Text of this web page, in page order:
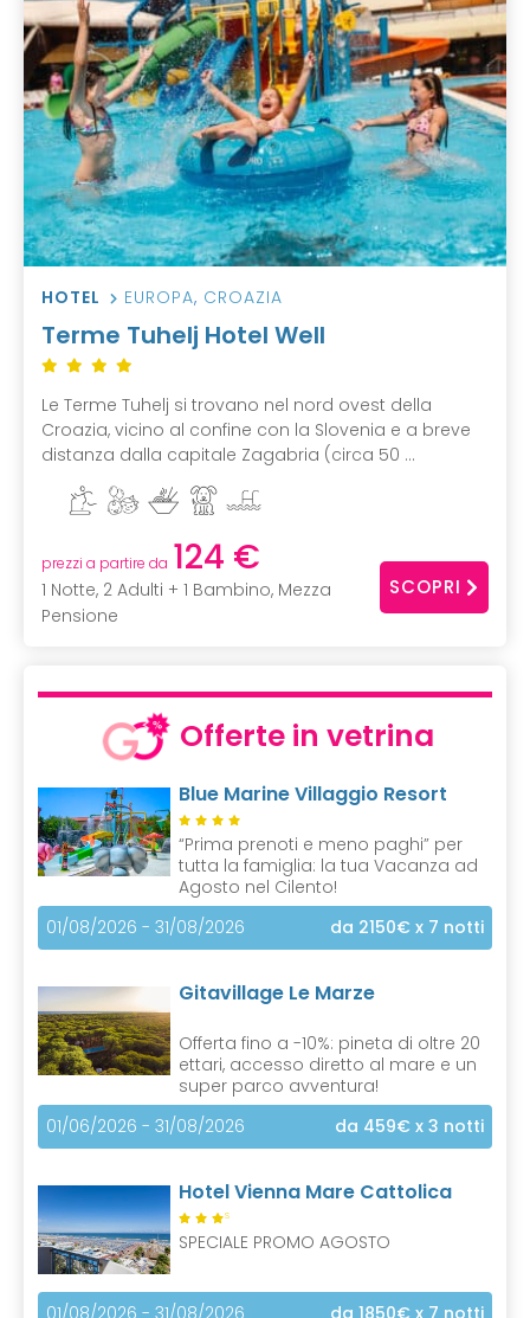
HOTEL EUROPA, CROAZIA
Terme Tuhelj Hotel Well
Le Terme Tuhelj si trovano nel nord ovest della
Croazia, vicino al confine con la Slovenia e a breve
distanza dalla capitale Zagabria (circa 50 ...
prezzi a partire da 124 €
1 Notte, 2 Adulti + 1 Bambino, Mezza
Pensione
SCOPRI
Offerte in vetrina
Blue Marine Villaggio Resort
“Prima prenoti e meno paghi” per
tutta la famiglia: la tua Vacanza ad
Agosto nel Cilento!
01/08/2026 - 31/08/2026
da 2150€ x 7 notti
Gitavillage Le Marze
Offerta fino a -10%: pineta di oltre 20
ettari, accesso diretto al mare e un
super parco avventura!
01/06/2026 - 31/08/2026
da 459€ x 3 notti
Hotel Vienna Mare Cattolica
S
SPECIALE PROMO AGOSTO